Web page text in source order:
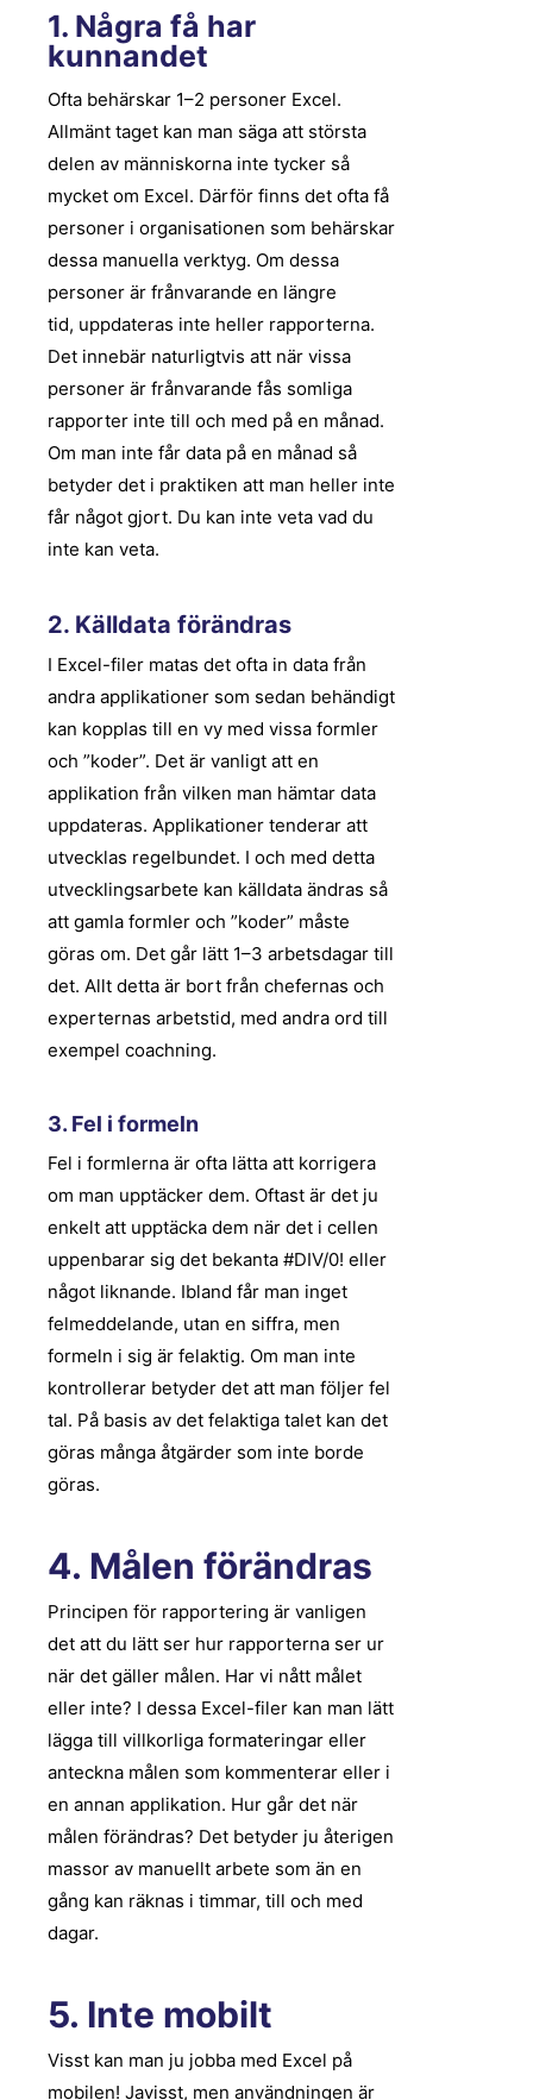
1. Några få har
kunnandet
Ofta behärskar 1–2 personer Excel.
Allmänt taget kan man säga att största
delen av människorna inte tycker så
mycket om Excel. Därför finns det ofta få
personer i organisationen som behärskar
dessa manuella verktyg. Om dessa
personer är frånvarande en längre
tid, uppdateras inte heller rapporterna.
Det innebär naturligtvis att när vissa
personer är frånvarande fås somliga
rapporter inte till och med på en månad.
Om man inte får data på en månad så
betyder det i praktiken att man heller inte
får något gjort. Du kan inte veta vad du
inte kan veta.
2. Källdata förändras
I Excel-filer matas det ofta in data från
andra applikationer som sedan behändigt
kan kopplas till en vy med vissa formler
och ”koder”. Det är vanligt att en
applikation från vilken man hämtar data
uppdateras. Applikationer tenderar att
utvecklas regelbundet. I och med detta
utvecklingsarbete kan källdata ändras så
att gamla formler och ”koder” måste
göras om. Det går lätt 1–3 arbetsdagar till
det. Allt detta är bort från chefernas och
experternas arbetstid, med andra ord till
exempel coachning.
3. Fel i formeln
Fel i formlerna är ofta lätta att korrigera
om man upptäcker dem. Oftast är det ju
enkelt att upptäcka dem när det i cellen
uppenbarar sig det bekanta #DIV/0! eller
något liknande. Ibland får man inget
felmeddelande, utan en siffra, men
formeln i sig är felaktig. Om man inte
kontrollerar betyder det att man följer fel
tal. På basis av det felaktiga talet kan det
göras många åtgärder som inte borde
göras.
4. Målen förändras
Principen för rapportering är vanligen
det att du lätt ser hur rapporterna ser ur
när det gäller målen. Har vi nått målet
eller inte? I dessa Excel-filer kan man lätt
lägga till villkorliga formateringar eller
anteckna målen som kommenterar eller i
en annan applikation. Hur går det när
målen förändras? Det betyder ju återigen
massor av manuellt arbete som än en
gång kan räknas i timmar, till och med
dagar.
5. Inte mobilt
Visst kan man ju jobba med Excel på
mobilen! Javisst, men användningen är